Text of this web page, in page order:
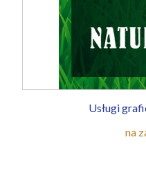
Usługi
na